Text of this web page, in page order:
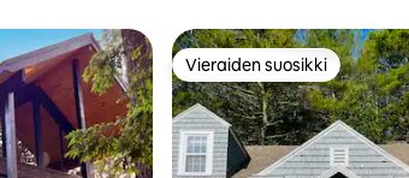
Vieraiden suosikki
Vieraiden suosikki